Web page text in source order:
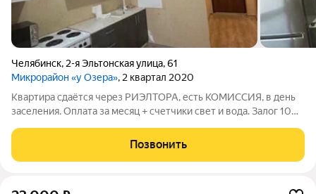
Челябинск, 2-я Эльтонская улица,61
Микрорайон «у Озера», 2 квартал 2020
Квартира сдаётся через РИЭЛТОРА, есть КОМИССИЯ, в день
заселения. Оплата за месяц + счетчики свет и вода. Залог 10
вся необходимая мебель для комфортного проживания:
обставлена как кухня, так
Позвонить